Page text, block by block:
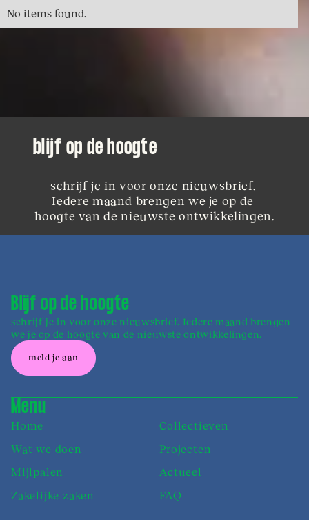
No items found.
blijf op de hoogte
schrijf je in voor onze nieuwsbrief.
Iedere maand brengen we je op de
hoogte van de nieuwste ontwikkelingen.
Blijf op de hoogte
schrijf je in voor onze nieuwsbrief. Iedere maand brengen
we je op de hoogte van de nieuwste ontwikkelingen.
meld je aan
Menu
Home
Collectieven
Wat we doen
Projecten
Mijlpalen
Actueel
Zakelijke zaken
FAQ